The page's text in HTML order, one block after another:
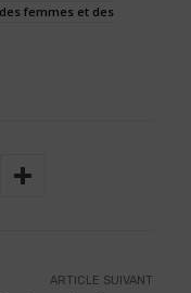
femmes et des
ARTICLE SUIVANT